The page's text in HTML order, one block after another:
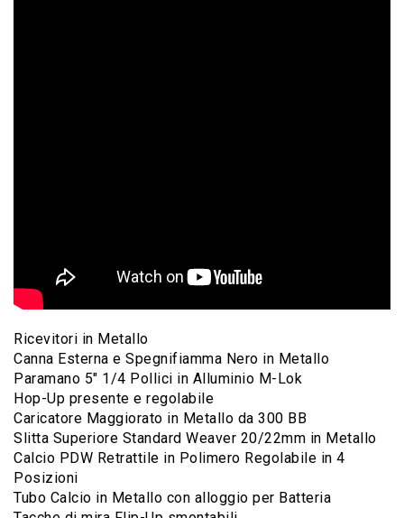
Ricevitori in Metallo
Canna Esterna e Spegnifiamma Nero in Metallo
Paramano 5″ 1/4 Pollici in Alluminio M-Lok
Hop-Up presente e regolabile
Caricatore Maggiorato in Metallo da 300 BB
Slitta Superiore Standard Weaver 20/22mm in Metallo
Calcio PDW Retrattile in Polimero Regolabile in 4
Posizioni
Tubo Calcio in Metallo con alloggio per Batteria